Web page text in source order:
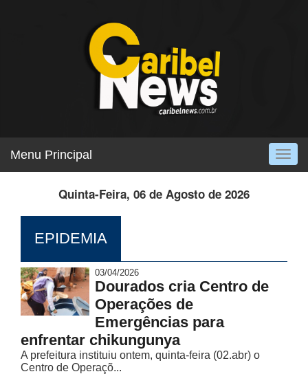
Menu Principal
Quinta-Feira, 06 de Agosto de 2026
EPIDEMIA
03/04/2026
Dourados cria Centro de
Operações de
Emergências para
enfrentar chikungunya
A prefeitura instituiu ontem, quinta-feira (02.abr) o
Centro de Operaçõ...